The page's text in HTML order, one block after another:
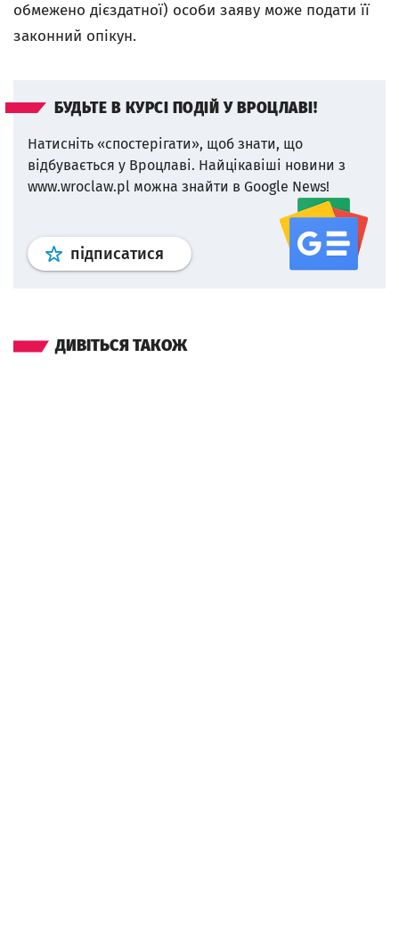
обмежено дієздатної) особи заяву може подати її
законний опікун.
БУДЬТЕ В КУРСІ ПОДІЙ У ВРОЦЛАВІ!
Натисніть «спостерігати», щоб знати, що
відбувається у Вроцлаві. Найцікавіші новини з
www.wroclaw.pl можна знайти в Google News!
підписатися Профіль google news
ДИВІТЬСЯ ТАКОЖ